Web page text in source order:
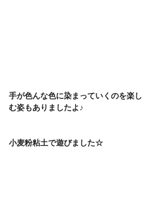
手が色んな色に染まっていくのを楽し
む姿もありましたよ♪
小麦粉粘土で遊びました☆